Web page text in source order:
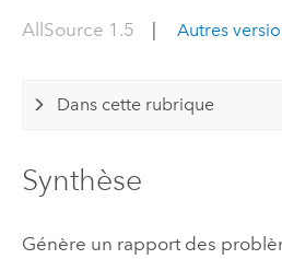
AllSource 1.5 Autres
Dans cette rubrique
Synthèse
Génère un rapport des